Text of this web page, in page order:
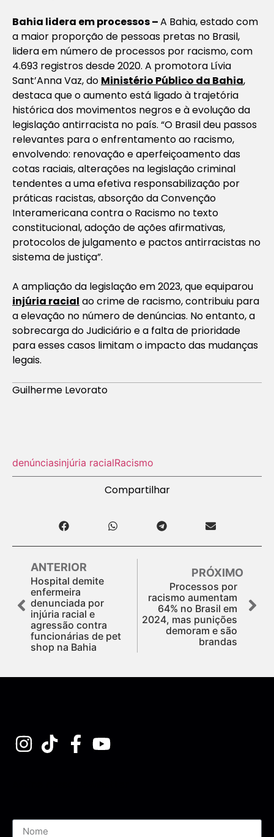
Bahia lidera em processos –A Bahia, estado com
a maior proporção de pessoas pretas no Brasil,
lidera em número de processos por racismo, com
4.693 registros desde 2020. A promotora Lívia
Sant’Anna Vaz, do Ministério Público da Bahia,
destaca que o aumento está ligado à trajetória
histórica dos movimentos negros e à evolução da
legislação antirracista no país. “O Brasil deu passos
relevantes para o enfrentamento ao racismo,
envolvendo: renovação e aperfeiçoamento das
cotas raciais, alterações na legislação criminal
tendentes a uma efetiva responsabilização por
práticas racistas, absorção da Convenção
Interamericana contra o Racismo no texto
constitucional, adoção de ações afirmativas,
protocolos de julgamento e pactos antirracistas no
sistema de justiça”.
A ampliação da legislação em 2023, que equiparou
injúria racial ao crime de racismo, contribuiu para
a elevação no número de denúncias. No entanto, a
sobrecarga do Judiciário e a falta de prioridade
para esses casos limitam o impacto das mudanças
legais.
Guilherme Levorato
denúnciasinjúria racialRacismo
Compartilhar
ANTERIOR
Hospital demite
enfermeira
denunciada por
injúria racial e
agressão contra
funcionárias de pet
shop na Bahia
PRÓXIMO
Processos por
racismo aumentam
64% no Brasil em
2024, mas punições
demoram e são
brandas